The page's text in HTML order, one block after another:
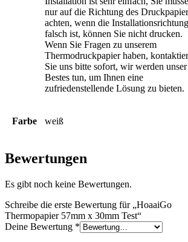
nur auf die Richtung des
achten, wenn die Installationsrichtung
falsch ist, können Sie nicht drucken.
Wenn Sie Fragen zu unserem
Thermodruckpapier haben,
Sie uns bitte sofort, wir werden unser
Bestes tun, um Ihnen eine
zufriedenstellende Lösung zu bieten.
Farbe weiß
Bewertungen
Es gibt noch keine Bewertungen.
Schreibe die erste Bewertung für „HoaaiGo
Thermopapier 57mm x 30mm Test“
Deine Bewertung *